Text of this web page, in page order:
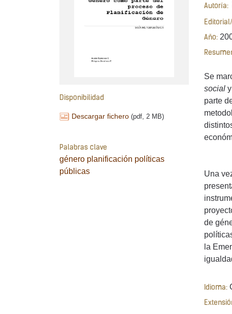
Disponibilidad
Descargar fichero (pdf, 2 MB)
Palabras clave
género planificación políticas
públicas
Autoría:
Año:
Se
social
parte
Una
de
la
Idioma: